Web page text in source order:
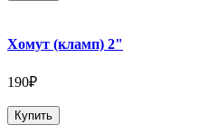
Хомут (кламп) 2"
190₽
Купить